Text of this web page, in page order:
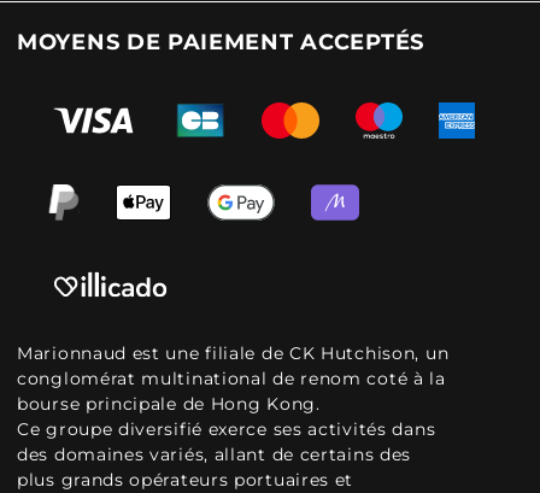
MOYENS DE PAIEMENT ACCEPTÉS
Marionnaud est une filiale de CK Hutchison, un
conglomérat multinational de renom coté à la
bourse principale de Hong Kong.
Ce groupe diversifié exerce ses activités dans
des domaines variés, allant de certains des
plus grands opérateurs portuaires et